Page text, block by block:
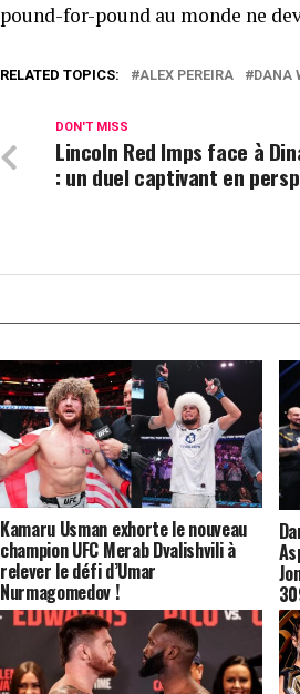
pound-for-pound au monde ne
RELATED TOPICS: ALEX PEREIRA DANA
DON'T MISS
Lincoln Red Imps face à
: un duel captivant en
Kamaru Usman exhorte le nouveau
champion UFC Merab Dvalishvili à
relever le défi d’Umar
Nurmagomedov !